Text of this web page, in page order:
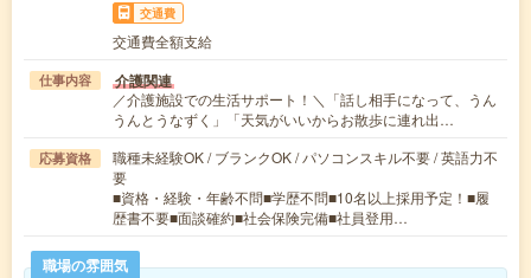
交通費
交通費全額支給
仕事内容 介護関連
／介護施設での生活サポート！＼「話し相手になって、うん
うんとうなずく」「天気がいいからお散歩に連れ出…
応募資格
職種未経験OK / ブランクOK / パソコンスキル不要 / 英語力不
要
■資格・経験・年齢不問■学歴不問■10名以上採用予定！■履
歴書不要■面談確約■社会保険完備■社員登用…
職場の雰囲気